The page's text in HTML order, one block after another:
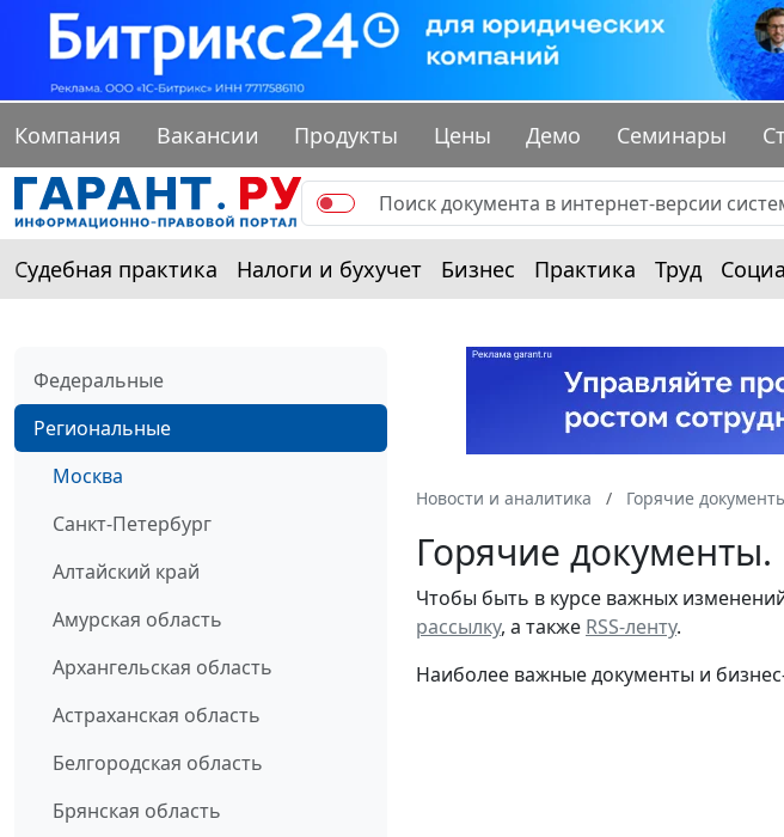
Компания Вакансии Продукты Цены Демо Семинары
Судебная практика Налоги и бухучет Бизнес Практика Труд
Федеральные
Региональные
Москва
Санкт-Петербург
Алтайский край
Амурская область
Архангельская область
Астраханская область
Белгородская область
Брянская область
Новости и аналитика Горячие
Горячие
Чтобы быть в курсе важных
рассылку, а также RSS-ленту.
Наиболее важные документы и